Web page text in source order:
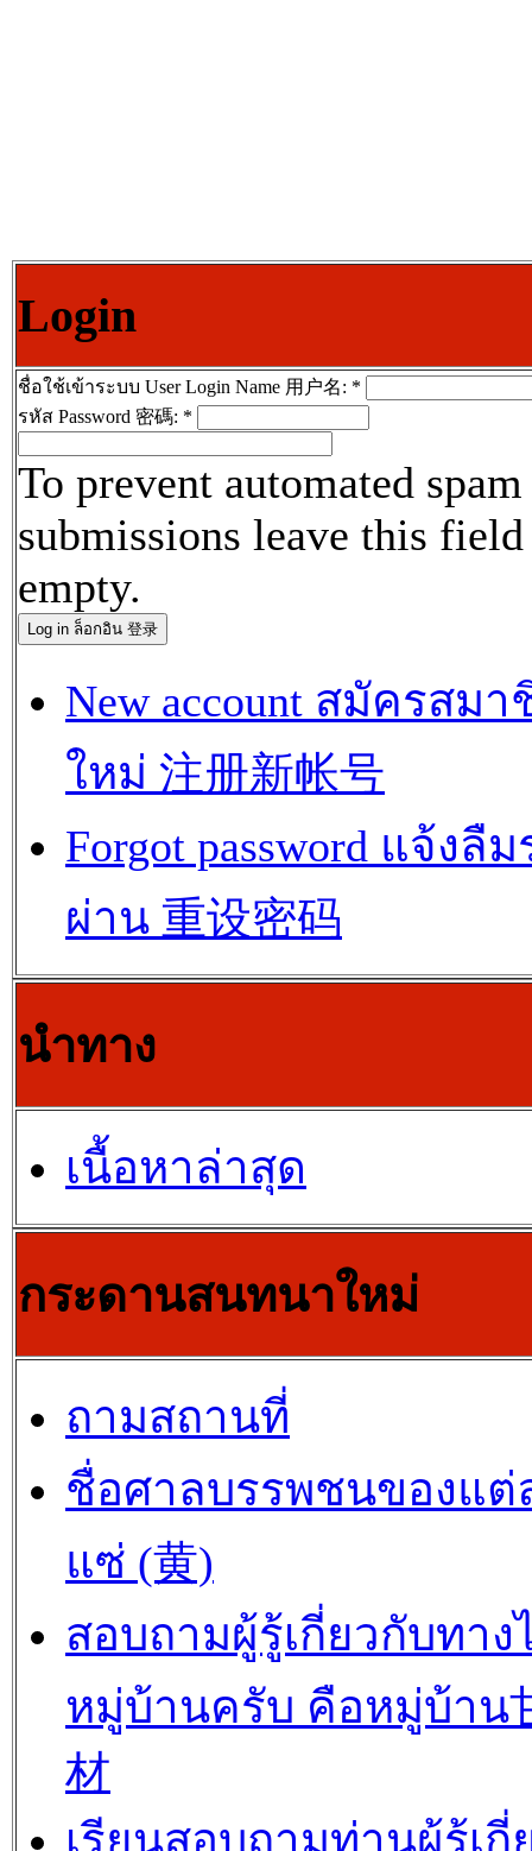
Login
ชื่อใช้เข้าระบบ User Login Name 用户名: *
รหัส Password 密碼: *
To prevent automated spam
submissions leave this field
empty.
New account สมัครสมา
ใหม่ 注册新帐号
Forgot password แจ้งลื
ผ่าน 重设密码
นำทาง
เนื้อหาล่าสุด
กระดานสนทนาใหม่
ถามสถานที่
ชื่อศาลบรรพชนของแต่
แซ่ (黄)
สอบถามผู้รู้เกี่ยวกับทาง
หมู่บ้านครับ คือหมู่บ้าน
材
เรียนสอบถามท่านผู้รู้เกี่